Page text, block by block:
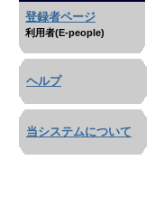
登録者ページ
利用者(E-people)
ヘルプ
当システムについて